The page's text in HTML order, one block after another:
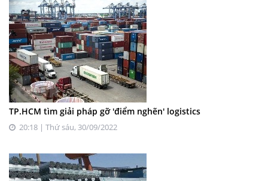
TP.HCM tìm giải pháp gỡ 'điểm nghẽn' logistics
20:18 | Thứ sáu, 30/09/2022